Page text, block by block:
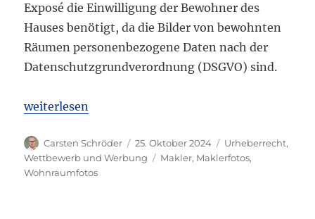
Exposé die Einwilligung der Bewohner des
Hauses benötigt, da die Bilder von bewohnten
Räumen personenbezogene Daten nach der
Datenschutzgrundverordnung (DSGVO) sind.
„LG Frankenthal: Keine Freigabe Wohnraumfotos
weiterlesen
Autor
Carsten Schröder
Veröffentlicht
am
25. Oktober 2024 Kategorien
Urheberrecht,
Wettbewerb und Werbung
Schlagwörter
Makler, Maklerfotos,
Wohnraumfotos